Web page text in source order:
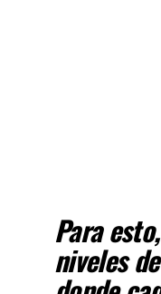
Para
niveles